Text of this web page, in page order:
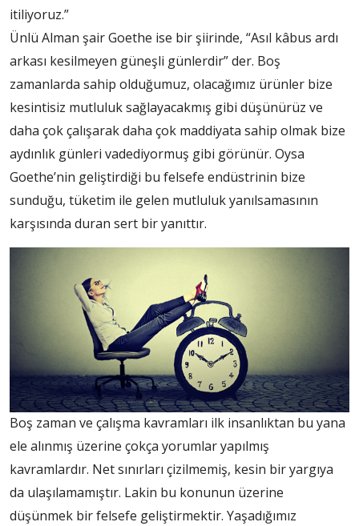
itiliyoruz.”
Ünlü Alman şair Goethe ise bir şiirinde, “Asıl kâbus ardı
arkası kesilmeyen güneşli günlerdir” der. Boş
zamanlarda sahip olduğumuz, olacağımız ürünler bize
kesintisiz mutluluk sağlayacakmış gibi düşünürüz ve
daha çok çalışarak daha çok maddiyata sahip olmak bize
aydınlık günleri vadediyormuş gibi görünür. Oysa
Goethe’nin geliştirdiği bu felsefe endüstrinin bize
sunduğu, tüketim ile gelen mutluluk yanılsamasının
karşısında duran sert bir yanıttır.
Boş zaman ve çalışma kavramları ilk insanlıktan bu yana
ele alınmış üzerine çokça yorumlar yapılmış
kavramlardır. Net sınırları çizilmemiş, kesin bir yargıya
da ulaşılamamıştır. Lakin bu konunun üzerine
düşünmek bir felsefe geliştirmektir. Yaşadığımız